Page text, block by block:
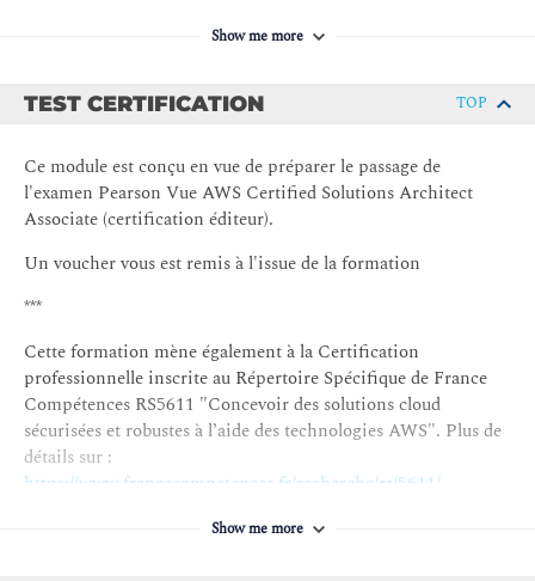
complémentaires vous seront également fournies.
Show me more
TEST CERTIFICATION TOP
Ce module est conçu en vue de préparer le passage de
l'examen Pearson Vue AWS Certified Solutions Architect
Associate (certification éditeur).
Un voucher vous est remis à l'issue de la formation
***
Cette formation mène également à la Certification
professionnelle inscrite au Répertoire Spécifique de France
Compétences RS5611 "Concevoir des solutions cloud
sécurisées et robustes à l’aide des technologies AWS". Plus de
détails sur :
https://www.francecompetences.fr/recherche/rs/5611/
Show me more